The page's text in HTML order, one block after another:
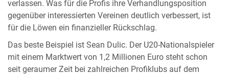
verlassen. Was für die Profis ihre Verhandlungsposition
gegenüber interessierten Vereinen deutlich verbessert, ist
für die Löwen ein finanzieller Rückschlag.
Das beste Beispiel ist Sean Dulic. Der U20-Nationalspieler
mit einem Marktwert von 1,2 Millionen Euro steht schon
seit geraumer Zeit bei zahlreichen Profiklubs auf dem